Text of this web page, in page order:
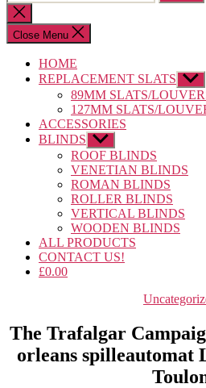
for:
Close
search
Close Menu
HOME
REPLACEMENT SLATS Show
sub
89MM SLATS/
127MM SLATS/
ACCESSORIES
BLINDS Show
sub
menu
ROOF BLINDS
VENETIAN BLINDS
ROMAN BLINDS
ROLLER BLINDS
VERTICAL BLINDS
WOODEN BLINDS
ALL PRODUCTS
CONTACT US!
£0.00
The Trafalgar
orleans spilleautomat